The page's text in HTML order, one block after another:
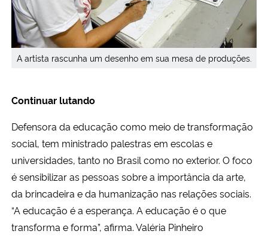
A artista rascunha um desenho em sua mesa de produções.
Continuar lutando
Defensora da educação como meio de transformação
social, tem ministrado palestras em escolas e
universidades, tanto no Brasil como no exterior. O foco
é sensibilizar as pessoas sobre a importância da arte,
da brincadeira e da humanização nas relações sociais.
“A educação é a esperança. A educação é o que
transforma e forma”, afirma. Valéria Pinheiro